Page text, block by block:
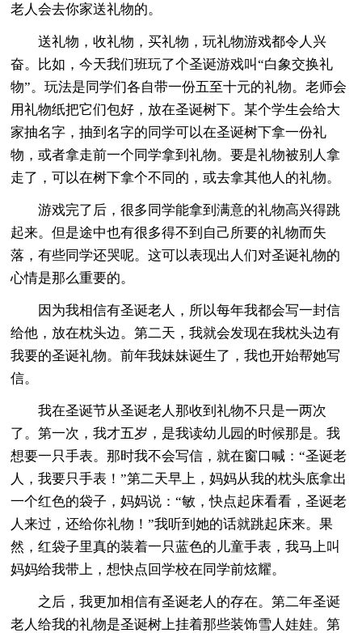
老人会去你家送礼物的。
送礼物，收礼物，买礼物，玩礼物游戏都令人兴
奋。比如，今天我们班玩了个圣诞游戏叫“白象交换礼
物”。玩法是同学们各自带一份五至十元的礼物。老师会
用礼物纸把它们包好，放在圣诞树下。某个学生会给大
家抽名字，抽到名字的同学可以在圣诞树下拿一份礼
物，或者拿走前一个同学拿到礼物。要是礼物被别人拿
走了，可以在树下拿个不同的，或去拿其他人的礼物。
游戏完了后，很多同学能拿到满意的礼物高兴得跳
起来。但是途中也有很多得不到自己所要的礼物而失
落，有些同学还哭呢。这可以表现出人们对圣诞礼物的
心情是那么重要的。
因为我相信有圣诞老人，所以每年我都会写一封信
给他，放在枕头边。第二天，我就会发现在我枕头边有
我要的圣诞礼物。前年我妹妹诞生了，我也开始帮她写
信。
我在圣诞节从圣诞老人那收到礼物不只是一两次
了。第一次，我才五岁，是我读幼儿园的时候那是。我
想要一只手表。那时我不会写信，就在窗口喊：“圣诞老
人，我要只手表！”第二天早上，妈妈从我的枕头底拿出
一个红色的袋子，妈妈说：“敏，快点起床看看，圣诞老
人来过，还给你礼物！”我听到她的话就跳起床来。果
然，红袋子里真的装着一只蓝色的儿童手表，我马上叫
妈妈给我带上，想快点回学校在同学前炫耀。
之后，我更加相信有圣诞老人的存在。第二年圣诞
老人给我的礼物是圣诞树上挂着那些装饰雪人娃娃。第